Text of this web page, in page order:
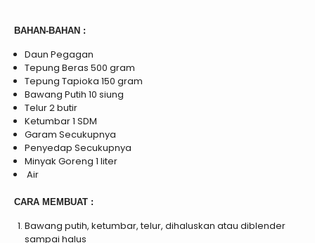
BAHAN-BAHAN :
Daun Pegagan
Tepung Beras 500 gram
Tepung Tapioka 150 gram
Bawang Putih 10 siung
Telur 2 butir
Ketumbar 1 SDM
Garam Secukupnya
Penyedap Secukupnya
Minyak Goreng 1 liter
Air
CARA MEMBUAT :
Bawang putih, ketumbar, telur, dihaluskan atau diblender
sampai halus